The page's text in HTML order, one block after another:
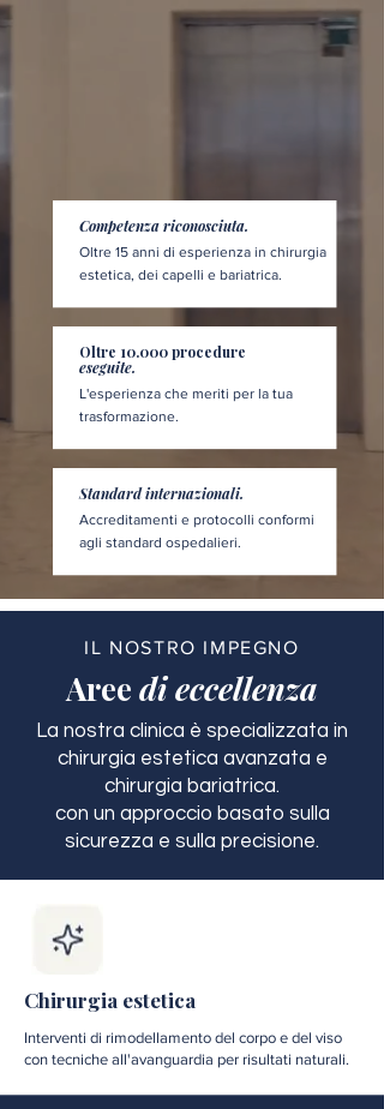
Competenza riconosciuta.
Oltre 15 anni di esperienza in chirurgia
estetica, dei capelli e bariatrica.
Oltre 10.000 procedure
eseguite.
L'esperienza che meriti per la tua
trasformazione.
Standard internazionali.
Accreditamenti e protocolli conformi
agli standard ospedalieri.
IL NOSTRO IMPEGNO
Aree di eccellenza
La nostra clinica è specializzata in
chirurgia estetica avanzata e
chirurgia bariatrica.
con un approccio basato sulla
sicurezza e sulla precisione.
Chirurgia estetica
Interventi di rimodellamento del corpo e del viso
con tecniche all'avanguardia per risultati naturali.